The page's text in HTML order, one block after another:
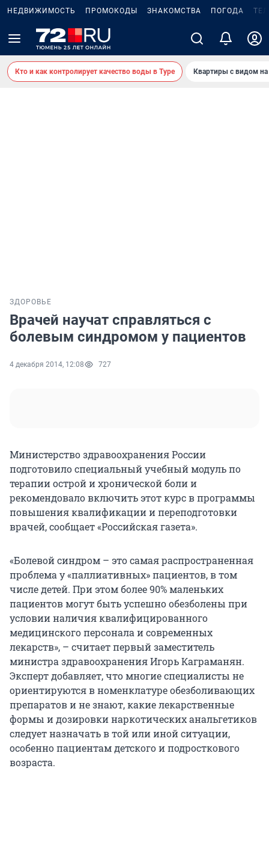
НЕДВИЖИМОСТЬ ПРОМОКОДЫ ЗНАКОМСТВА ПОГОДА
Кто и как контролирует качество воды в Туре Квартиры с видом на
ЗДОРОВЬЕ
Врачей научат справляться с
болевым синдромом у пациентов
4 декабря 2014, 12:08 727
Министерство здравоохранения России
подготовило специальный учебный модуль по
терапии острой и хронической боли и
рекомендовало включить этот курс в программы
повышения квалификации и переподготовки
врачей, сообщает «Российская газета».
«Болевой синдром – это самая распространенная
проблема у «паллиативных» пациентов, в том
числе детей. При этом более 90% маленьких
пациентов могут быть успешно обезболены при
условии наличия квалифицированного
медицинского персонала и современных
лекарств», – считает первый заместитель
министра здравоохранения Игорь Каграманян.
Эксперт добавляет, что многие специалисты не
ориентируются в номенклатуре обезболивающих
препаратов и не знают, какие лекарственные
формы и дозировки наркотических анальгетиков
следует назначать в той или иной ситуации,
особенно пациентам детского и подросткового
возраста.